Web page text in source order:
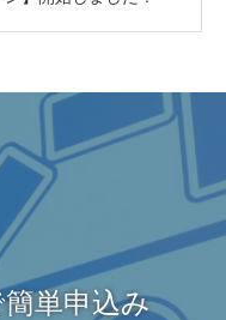
単申込み